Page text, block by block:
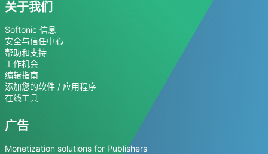
关于我们
Softonic 信息
安全与信任中心
帮助和支持
工作机会
编辑指南
添加您的软件 / 应用程序
在线工具
广告
Monetization solutions for Publishers